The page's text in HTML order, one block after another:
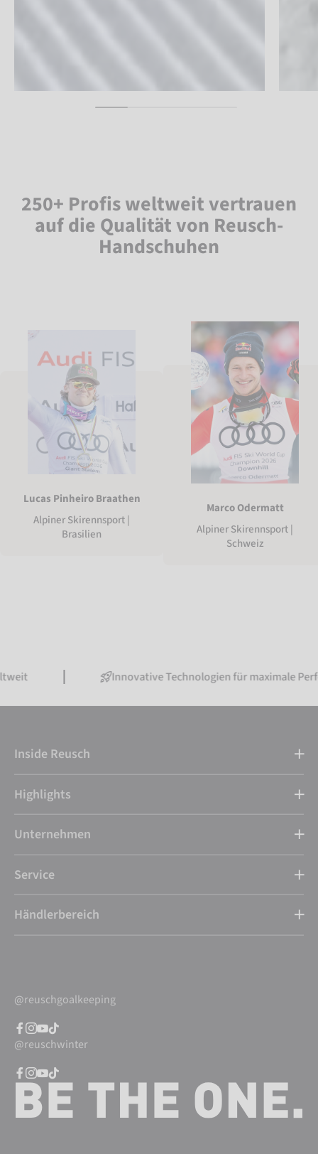
250+ Profis weltweit vertrauen
auf die Qualität von Reusch-
Handschuhen
Lucas Pinheiro Braathen
Alpiner Skirennsport |
Brasilien
Marco Odermatt
Alpiner Skirennsport |
Schweiz
Innovative Technologien für maximale Performance
Inside Reusch
Highlights
Unternehmen
Service
Händlerbereich
@reuschgoalkeeping
@reuschwinter